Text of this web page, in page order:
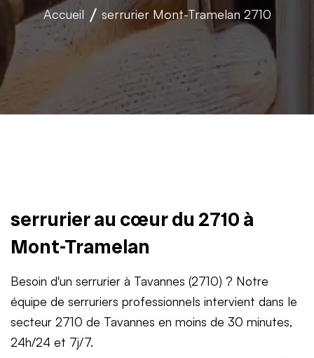
Accueil serrurier Mont-Tramelan 2710
serrurier au cœur du 2710 à
Mont-Tramelan
Besoin d'un serrurier à Tavannes (2710) ? Notre
équipe de serruriers professionnels intervient dans le
secteur 2710 de Tavannes en moins de 30 minutes,
24h/24 et 7j/7.